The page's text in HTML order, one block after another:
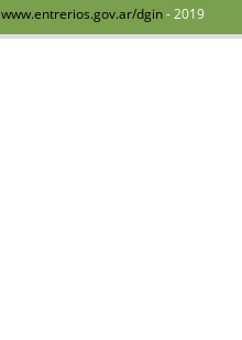
www.entrerios.gov.ar/dgin- 2019